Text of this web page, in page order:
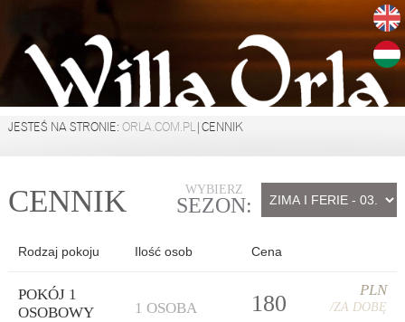
CENNIK WYBIERZ
SEZON:
JESTEŚ NA STRONIE: ORLA.COM.PL|CENNIK
Rodzaj pokoju Ilość osob Cena
POKÓJ 1
OSOBOWY
1 OSOBA 180
PLN
/ZA DOBĘ